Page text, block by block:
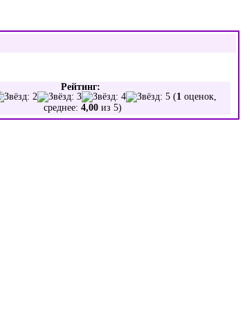
Рейтинг:
(1 оценок,
среднее: 4,00 из 5)